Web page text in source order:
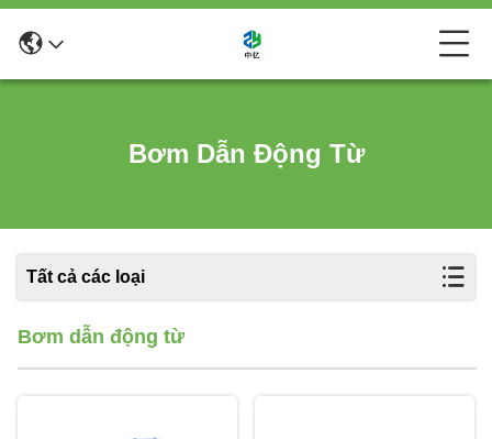
Bơm Dẫn Động Từ
Tất cả các loại
Bơm dẫn động từ